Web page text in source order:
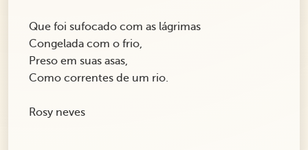
Que foi sufocado com as lágrimas
Congelada com o frio,
Preso em suas asas,
Como correntes de um rio.
Rosy neves